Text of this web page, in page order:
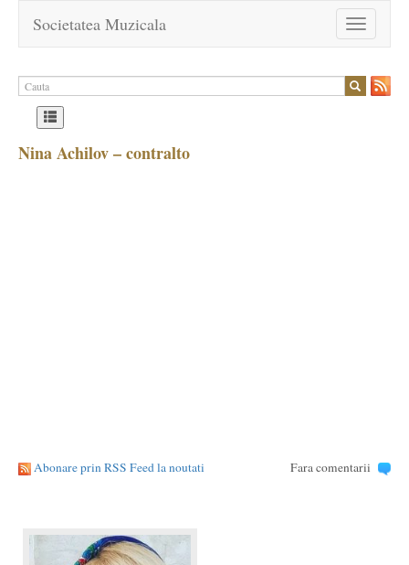
Toggle
navigation
Societatea Muzicala
Nina Achilov – contralto
Abonare prin RSS Feed la noutati Fara comentarii